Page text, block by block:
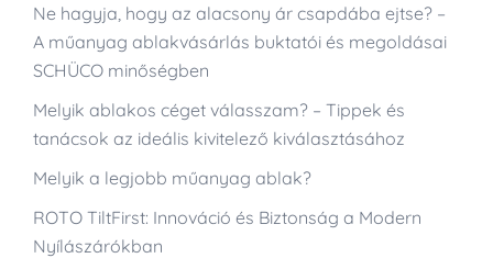
Ne hagyja, hogy az alacsony ár csapdába ejtse? –
A műanyag ablakvásárlás buktatói és megoldásai
SCHÜCO minőségben
Melyik ablakos céget válasszam? – Tippek és
tanácsok az ideális kivitelező kiválasztásához
Melyik a legjobb műanyag ablak?
ROTO TiltFirst: Innováció és Biztonság a Modern
Nyílászárókban